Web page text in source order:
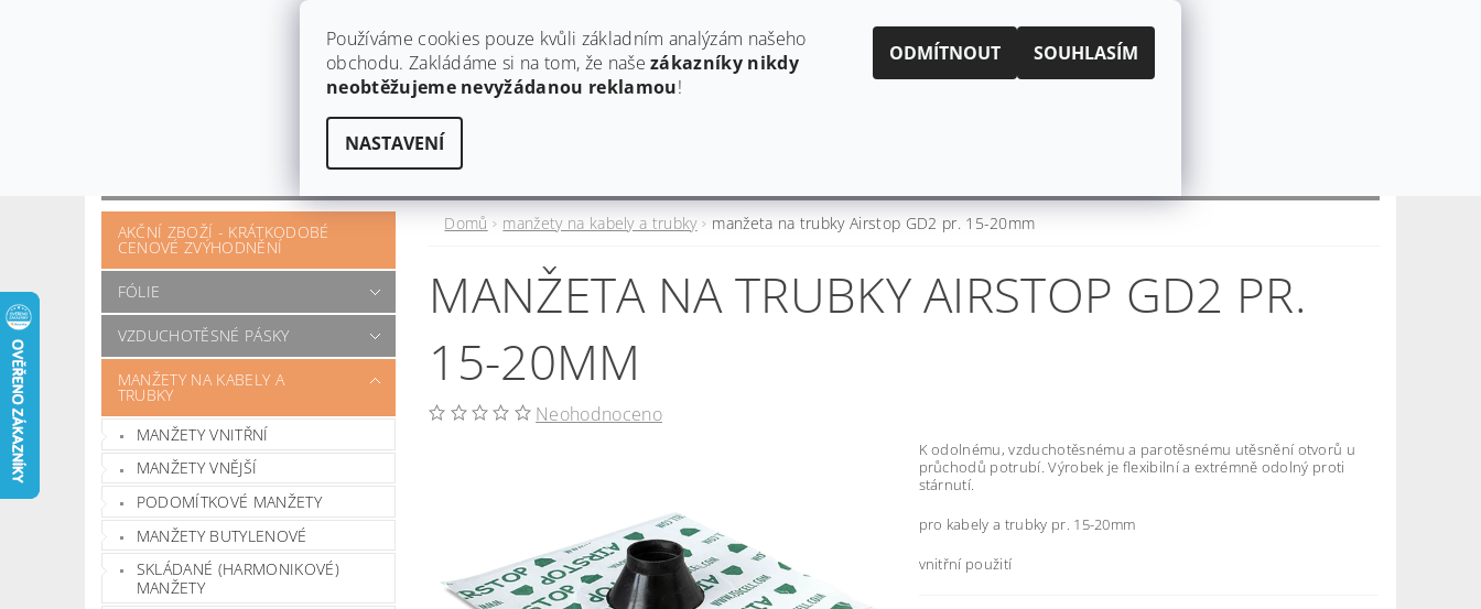
606624953 obchod@estaf.cz
OBCHODNÍ PODMÍNKY KONTAKTY
OTÁZKY A POŽADAVKY
AKČNÍ ZBOŽÍ - KRÁTKODOBÉ
CENOVÉ ZVÝHODNĚNÍ
FÓLIE
VZDUCHOTĚSNÉ PÁSKY
MANŽETY NA KABELY A
TRUBKY
MANŽETY VNITŘNÍ
MANŽETY VNĚJŠÍ
PODOMÍTKOVÉ MANŽETY
MANŽETY BUTYLENOVÉ
SKLÁDANÉ (HARMONIKOVÉ)
MANŽETY
Domů manžety na kabely a trubky manžeta na trubky Airstop GD2 pr. 15-20mm
MANŽETA NA TRUBKY AIRSTOP GD2 PR.
15-20MM
Neohodnoceno
K odolnému, vzduchotěsnému a parotěsnému utěsnění otvorů u
průchodů potrubí. Výrobek je flexibilní a extrémně odolný proti
stárnutí.
pro kabely a trubky pr. 15-20mm
vnitřní použití
Používáme cookies pouze kvůli základním analýzám našeho
obchodu. Zakládáme si na tom, že našezákazníky nikdy
neobtěžujeme nevyžádanou reklamou!
NASTAVENÍ
ODMÍTNOUT SOUHLASÍM